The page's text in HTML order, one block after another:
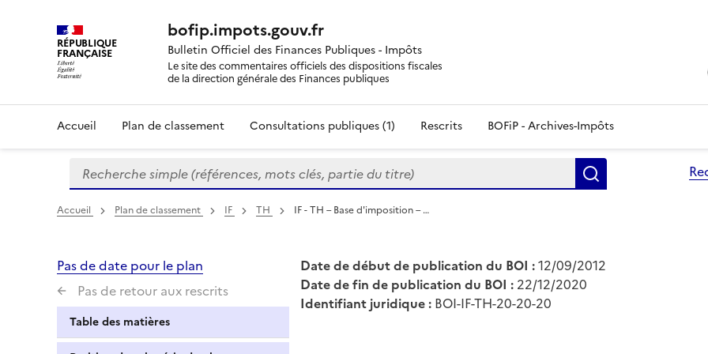
RÉPUBLIQUE
FRANÇAISE
bofip.impots.gouv.fr
Bulletin Officiel des Finances Publiques - Impôts
Le site des commentaires officiels des dispositions fiscales
de la direction générale des Finances publiques
Accueil Plan de classement Consultations publiques (1) Rescrits BOFiP - Archives-Impôts
Formulaire
de
recherche
Recherche simple (références, mots clés, partie du titre)
Accueil Plan de classement IF TH IF - TH – Base d'imposition – …
Pas de date pour le plan
Pas de retour aux rescrits
Table des matières
Date de début de publication du BOI :12/09/2012
Date de fin de publication du BOI : 22/12/2020
Identifiant juridique : BOI-IF-TH-20-20-20